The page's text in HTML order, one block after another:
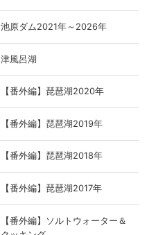
池原ダム2021年～2026年
津風呂湖
【番外編】琵琶湖2020年
【番外編】琵琶湖2019年
【番外編】琵琶湖2018年
【番外編】琵琶湖2017年
【番外編】ソルトウォーター＆